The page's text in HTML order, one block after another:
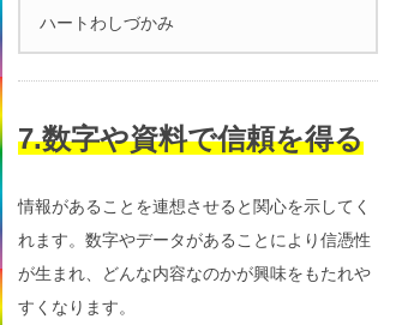
ハートわしづかみ
7.数字や資料で信頼を得る
情報があることを連想させると関心を示してく
れます。数字やデータがあることにより信憑性
が生まれ、どんな内容なのかが興味をもたれや
すくなります。